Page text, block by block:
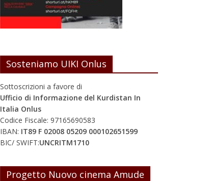
Sosteniamo UIKI Onlus
Sottoscrizioni a favore di
Ufficio di Informazione del Kurdistan In
Italia Onlus
Codice Fiscale: 97165690583
IBAN: IT89 F 02008 05209 000102651599
BIC/ SWIFT:UNCRITM1710
Progetto Nuovo cinema Amude